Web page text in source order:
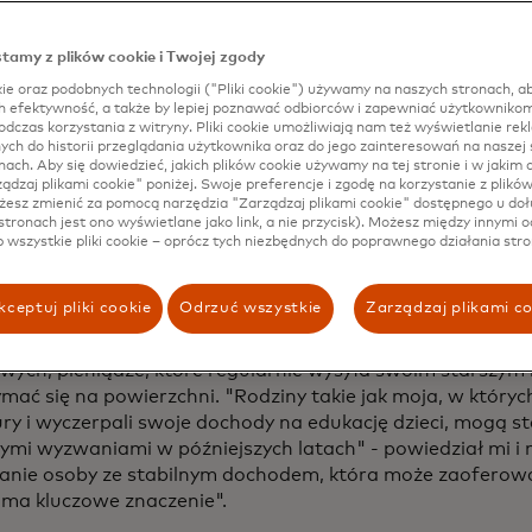
, przyjęty przez
w 2018 r. i obchodzony na początku tego
znaczącego wkładu migrantów we wspieranie ich rodzin
finansowego w ich społecznościach. Ale powinno to
o tym, co rządy i nasza branża mogą zrobić, aby
bolesnego tarcia
pieniężne stanowią finansową linię życia dla setek
W przypadku Nguyễn Đức Thành, pracownika produkcji
pieniądze, które regularnie wysyła swoim
się na powierzchni. "Rodziny takie jak moja, w
i wyczerpali swoje dochody na edukację dzieci, mogą
wyzwaniami w późniejszych latach" - powiedział mi i
osoby ze stabilnym dochodem, która może
kluczowe znaczenie".
z plików cookie i Twojej zgody
oraz podobnych technologii ("Pliki cookie") używamy na naszych stronach,
efektywność, a także by lepiej poznawać odbiorców i zapewniać
korzystania z witryny. Pliki cookie umożliwiają nam też wyświetlanie
do historii przeglądania użytkownika oraz do jego zainteresowań na naszej
Aby się dowiedzieć, jakich plików cookie używamy na tej stronie i w jakim
plikami cookie" poniżej. Swoje preferencje i zgodę na korzystanie z
zmienić za pomocą narzędzia "Zarządzaj plikami cookie" dostępnego u
jest ono wyświetlane jako link, a nie przycisk). Możesz między innymi
wszystkie pliki cookie – oprócz tych niezbędnych do poprawnego działania
pliki cookie Odrzuć wszystkie Zarządzaj plikami